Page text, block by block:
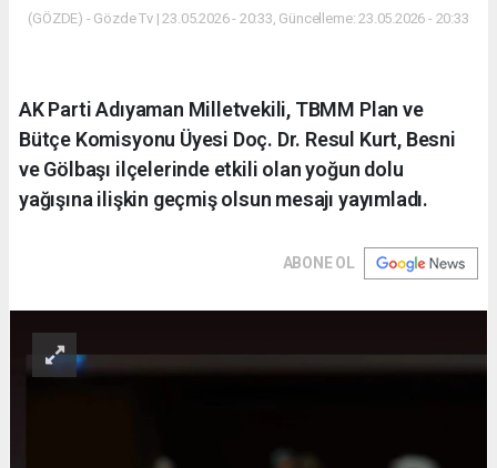
(GÖZDE) - Gözde Tv | 23.05.2026 - 20:33, Güncelleme: 23.05.2026 - 20:33
AK Parti Adıyaman Milletvekili, TBMM Plan ve
Bütçe Komisyonu Üyesi Doç. Dr. Resul Kurt, Besni
ve Gölbaşı ilçelerinde etkili olan yoğun dolu
yağışına ilişkin geçmiş olsun mesajı yayımladı.
ABONE OL